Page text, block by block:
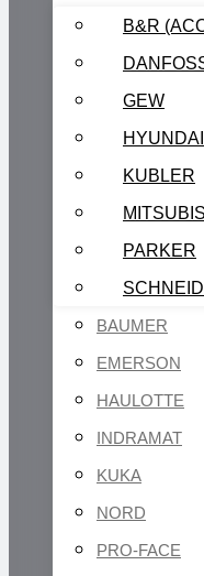
B&R
GEW
HYUNDAI
KUBLER
PARKER
BAUMER
EMERSON
HAULOTTE
INDRAMAT
KUKA
NORD
PRO-FACE